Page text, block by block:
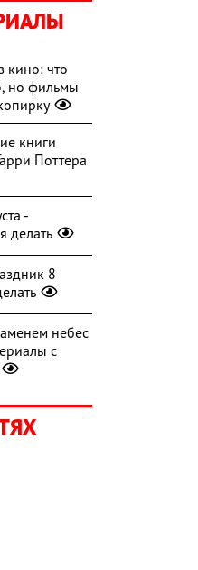
кино: что
но фильмы
книги
Поттера
-
делать
8
небес
с